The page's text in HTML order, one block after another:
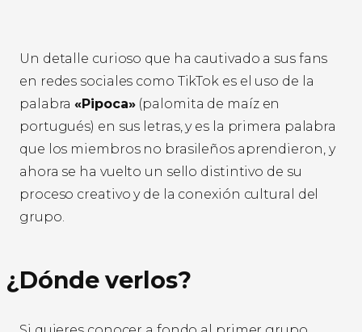
Un detalle curioso que ha cautivado a sus fans
en redes sociales como TikTok es el uso de la
palabra«Pipoca»(palomita de maíz en
portugués) en sus letras, y es la primera palabra
que los miembros no brasileños aprendieron, y
ahora se ha vuelto un sello distintivo de su
proceso creativo y de la conexión cultural del
grupo.
¿Dónde verlos?